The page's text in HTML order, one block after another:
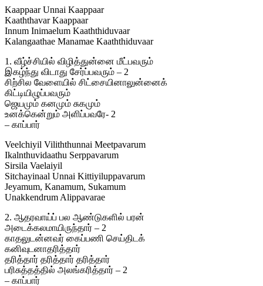
Kaappaar Unnai Kaappaar
Kaaththavar Kaappaar
Innum Inimaelum Kaaththiduvaar
Kalangaathae Manamae Kaaththiduvaar
1. வீழ்ச்சியில் விழித்துன்னை மீட்பவரும்
இகழ்ந்து விடாது சேர்ப்பவரும் – 2
சிற்சில வேளையில் சிட்சையினாலுன்னைக்
கிட்டியிழுப்பவரும்
ஜெயமும் கனமும் சுகமும்
உனக்கென்றும் அளிப்பவரே- 2
– காப்பார்
Veelchiyil Viliththunnai Meetpavarum
Ikalnthuvidaathu Serppavarum
Sirsila Vaelaiyil
Sitchayinaal Unnai Kittiyiluppavarum
Jeyamum, Kanamum, Sukamum
Unakkendrum Alippavarae
2. ஆதரவாய்ப் பல ஆண்டுகளில் பரன்
அடைக்கலமாயிருந்தார் – 2
காதலுடன்னவர் கைப்பணி செய்திடக்
கனிவுடனாதரித்தார்
தரித்தார் தரித்தார் தரித்தார்
பரிசுத்தத்தில் அலங்கரித்தார் – 2
– காப்பார்